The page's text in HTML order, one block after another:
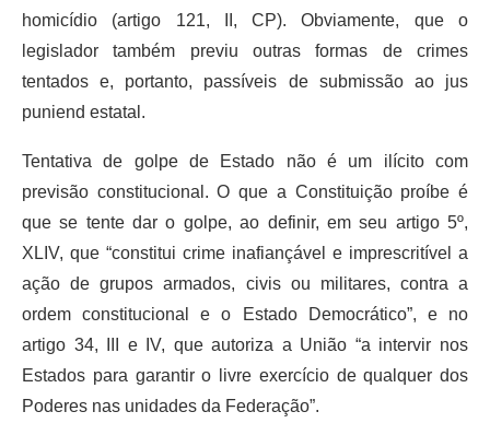
homicídio (artigo 121, II, CP). Obviamente, que o
legislador também previu outras formas de crimes
tentados e, portanto, passíveis de submissão ao jus
puniend estatal.
Tentativa de golpe de Estado não é um ilícito com
previsão constitucional. O que a Constituição proíbe é
que se tente dar o golpe, ao definir, em seu artigo 5º,
XLIV, que “constitui crime inafiançável e imprescritível a
ação de grupos armados, civis ou militares, contra a
ordem constitucional e o Estado Democrático”, e no
artigo 34, III e IV, que autoriza a União “a intervir nos
Estados para garantir o livre exercício de qualquer dos
Poderes nas unidades da Federação”.